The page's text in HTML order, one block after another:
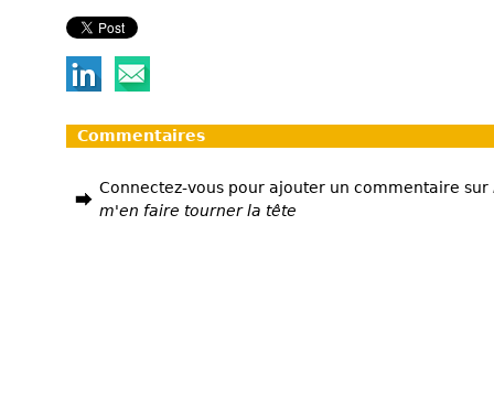
Commentaires
Connectez-vous pour ajouter un commentaire sur
m'en faire tourner la tête